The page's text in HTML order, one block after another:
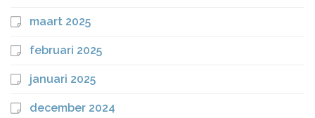
maart 2025
februari 2025
januari 2025
december 2024